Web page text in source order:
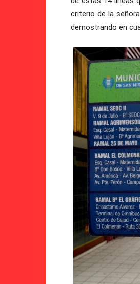
criterio de la
demostrando en